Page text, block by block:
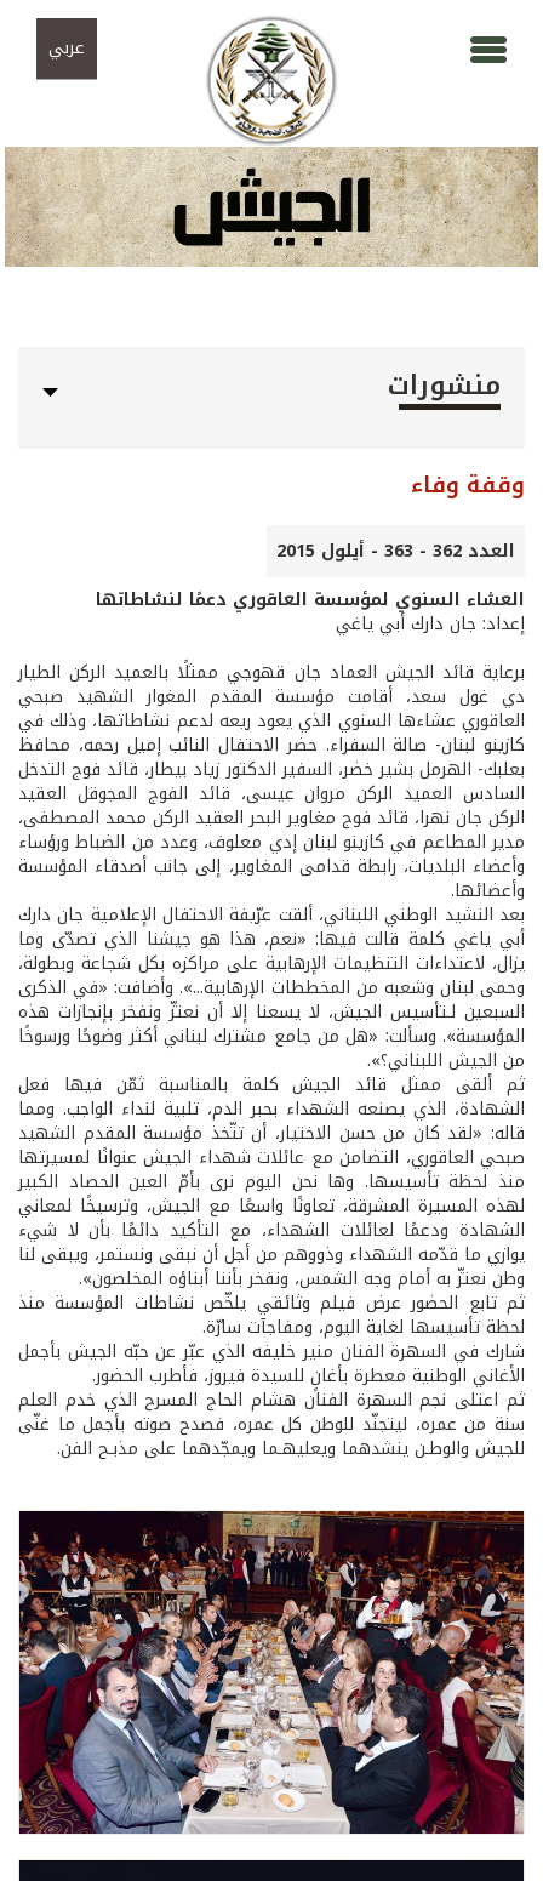
عربي
منشورات
وقفة وفاء
العدد 362 - 363 - أيلول 2015
العشاء السنوي لمؤسسة العاقوري دعمًا لنشاطاتها
إعداد: جان دارك أبي ياغي
برعاية قائد الجيش العماد جان قهوجي ممثلًا بالعميد الركن الطيار
دي غول سعد، أقامت مؤسسة المقدم المغوار الشهيد صبحي
العاقوري عشاءها السنوي الذي يعود ريعه لدعم نشاطاتها، وذلك في
كازينو لبنان- صالة السفراء. حضر الاحتفال النائب إميل رحمه، محافظ
بعلبك- الهرمل بشير خضر، السفير الدكتور زياد بيطار، قائد فوج التدخل
السادس العميد الركن مروان عيسى، قائد الفوج المجوقل العقيد
الركن جان نهرا، قائد فوج مغاوير البحر العقيد الركن محمد المصطفى،
مدير المطاعم في كازينو لبنان إدي معلوف، وعدد من الضباط ورؤساء
وأعضاء البلديات، رابطة قدامى المغاوير، إلى جانب أصدقاء المؤسسة
وأعضائها.
بعد النشيد الوطني اللبناني، ألقت عرّيفة الاحتفال الإعلامية جان دارك
أبي ياغي كلمة قالت فيها: «نعم، هذا هو جيشنا الذي تصدّى وما
يزال، لاعتداءات التنظيمات الإرهابية على مراكزه بكل شجاعة وبطولة،
وحمى لبنان وشعبه من المخططات الإرهابية...». وأضافت: «في الذكرى
السبعين لـتأسيس الجيش، لا يسعنا إلا أن نعتزّ ونفخر بإنجازات هذه
المؤسسة». وسألت: «هل من جامع مشترك لبناني أكثر وضوحًا ورسوخًا
من الجيش اللبناني؟».
ثم ألقى ممثل قائد الجيش كلمة بالمناسبة ثمّن فيها فعل
الشهادة، الذي يصنعه الشهداء بحبر الدم، تلبية لنداء الواجب. ومما
قاله: «لقد كان من حسن الاختيار، أن تتّخذ مؤسسة المقدم الشهيد
صبحي العاقوري، التضامن مع عائلات شهداء الجيش عنوانًا لمسيرتها
منذ لحظة تأسيسها. وها نحن اليوم نرى بأمّ العين الحصاد الكبير
لهذه المسيرة المشرقة، تعاونًا واسعًا مع الجيش، وترسيخًا لمعاني
الشهادة ودعمًا لعائلات الشهداء، مع التأكيد دائمًا بأن لا شيء
يوازي ما قدّمه الشهداء وذووهم من أجل أن نبقى ونستمر، ويبقى لنا
وطن نعتزّ به أمام وجه الشمس، ونفخر بأننا أبناؤه المخلصون».
ثم تابع الحضور عرض فيلم وثائقي يلخّص نشاطات المؤسسة منذ
لحظة تأسيسها لغاية اليوم، ومفاجآت سارّة.
شارك في السهرة الفنان منير خليفه الذي عبّر عن حبّه الجيش بأجمل
الأغاني الوطنية معطرة بأغانٍ للسيدة فيروز، فأطرب الحضور.
ثم اعتلى نجم السهرة الفنان هشام الحاج المسرح الذي خدم العلم
سنة من عمره، ليتجنّد للوطن كل عمره، فصدح صوته بأجمل ما غنّى
للجيش والوطـن ينشدهما ويعليهـما ويمجّدهما على مذبـح الفن.